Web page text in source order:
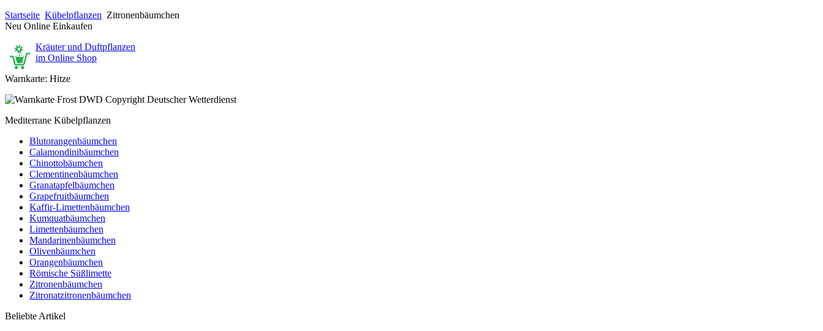
Startseite Kübelpflanzen Zitronenbäumchen
Neu Online Einkaufen
Kräuter und Duftpflanzen
im Online Shop
Warnkarte: Hitze
Mediterrane Kübelpflanzen
Blutorangenbäumchen
Calamondinibäumchen
Chinottobäumchen
Clementinenbäumchen
Granatapfelbäumchen
Grapefruitbäumchen
Kaffir-Limettenbäumchen
Kumquatbäumchen
Limettenbäumchen
Mandarinenbäumchen
Olivenbäumchen
Orangenbäumchen
Römische Süßlimette
Zitronenbäumchen
Zitronatzitronenbäumchen
Beliebte Artikel